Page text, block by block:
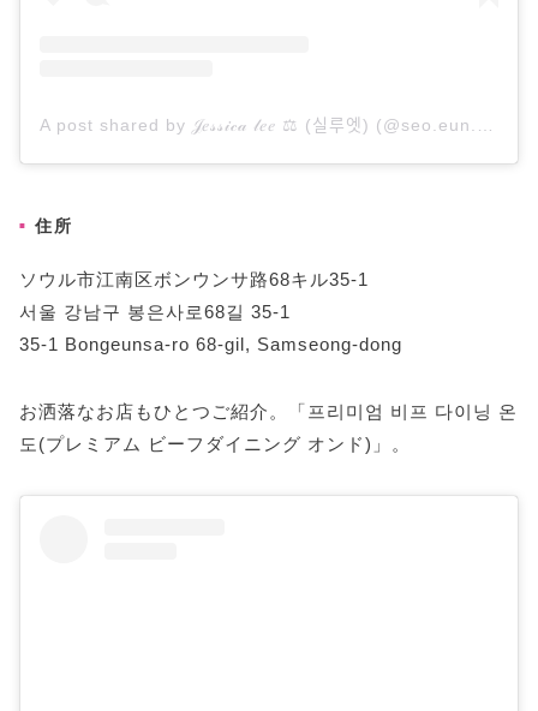
住所
ソウル市江南区ボンウンサ路68キル35-1
서울 강남구 봉은사로68길 35-1
35-1 Bongeunsa-ro 68-gil, Samseong-dong
お洒落なお店もひとつご紹介。「프리미엄 비프 다이닝 온
도(プレミアム ビーフダイニング オンド)」。